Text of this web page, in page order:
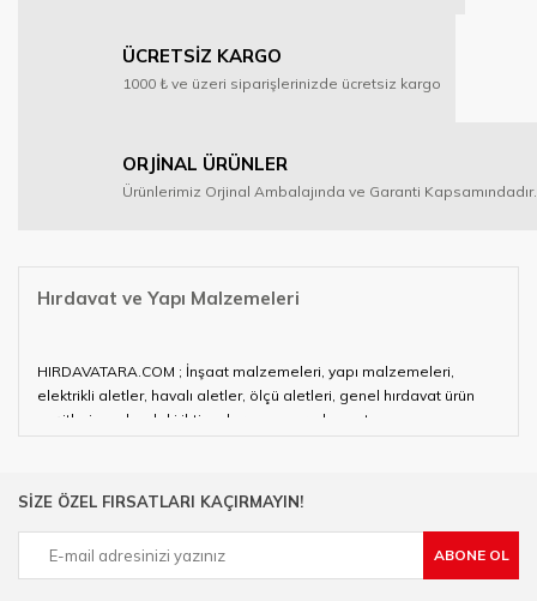
ÜCRETSİZ KARGO
1000 ₺ ve üzeri siparişlerinizde ücretsiz kargo
ORJİNAL ÜRÜNLER
Ürünlerimiz Orjinal Ambalajında ve Garanti Kapsamındadır.
Hırdavat ve Yapı Malzemeleri
HIRDAVATARA.COM ; İnşaat malzemeleri, yapı malzemeleri,
elektrikli aletler, havalı aletler, ölçü aletleri, genel hırdavat ürün
çeşitleri ve alandaki ihtiyaçlarınızın neredeyse tamamını
çalışan HIRDAVATARA.COM geniş ürün yelpazesi ile siz değerli
Ülkemizde özellikle gelişen sanayi, inşaat ve fabrikalaşma
SİZE ÖZEL FIRSATLARI KAÇIRMAYIN!
ABONE OL